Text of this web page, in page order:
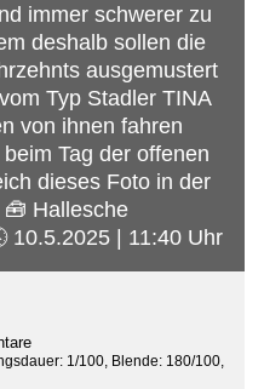
immer schwerer zu
deshalb sollen die
ausgemustert
Typ Stadler TINA
von ihnen fahren
Tag der offenen
dieses Foto in der
Hallesche
10.5.2025 | 11:40 Uhr
1/100, Blende: 180/100,